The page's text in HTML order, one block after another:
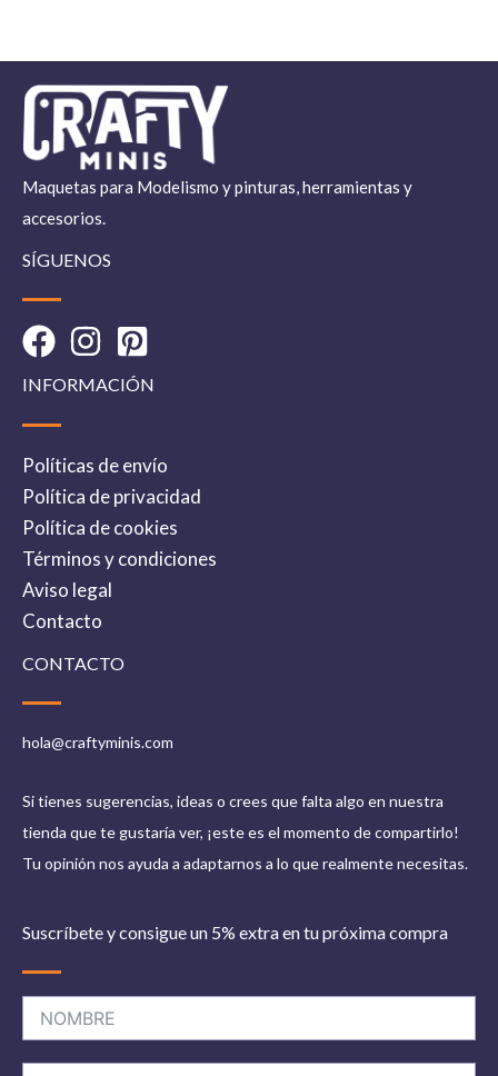
Maquetas para Modelismo y pinturas, herramientas y
accesorios.
SÍGUENOS
INFORMACIÓN
Políticas de envío
Política de privacidad
Política de cookies
Términos y condiciones
Aviso legal
Contacto
CONTACTO
hola@craftyminis.com
Si tienes sugerencias, ideas o crees que falta algo en nuestra
tienda que te gustaría ver, ¡este es el momento de compartirlo!
Tu opinión nos ayuda a adaptarnos a lo que realmente necesitas.
Suscríbete y consigue un 5% extra en tu próxima compra